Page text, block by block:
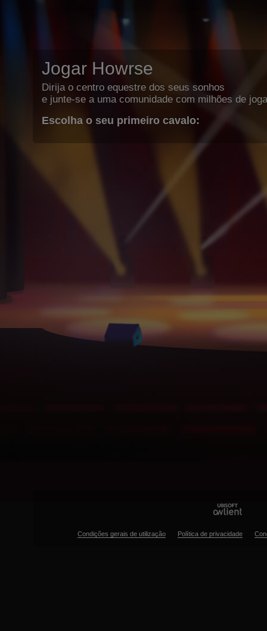
Jogar Howrse
Dirija o centro equestre dos seus sonhos
e junte-se a uma comunidade com milhões de
Escolha o seu primeiro cavalo:
Condições gerais de utilização Política de privacidade